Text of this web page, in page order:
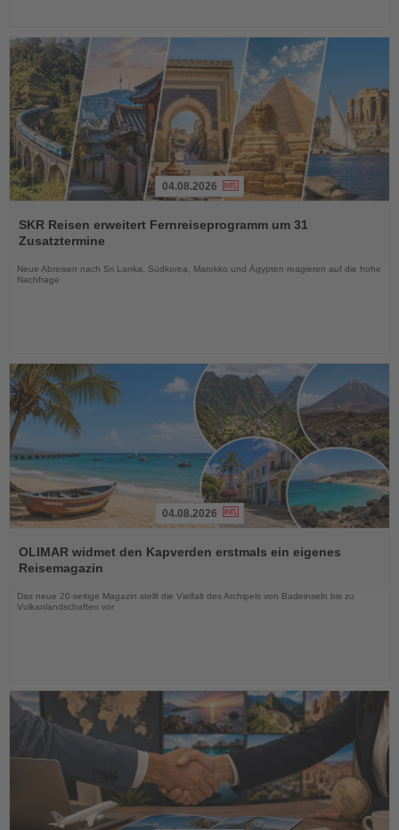
Sie
die
04.08.2026
SKR Reisen erweitert Fernreiseprogramm um 31
Zusatztermine
Neue Abreisen nach Sri Lanka, Südkorea, Marokko und Ägypten reagieren auf die hohe
Nachfrage
Sie
die
Nachrichten
04.08.2026
OLIMAR widmet den Kapverden erstmals ein eigenes
Reisemagazin
Das neue 20-seitige Magazin stellt die Vielfalt des Archipels von Badeinseln bis zu
Vulkanlandschaften vor